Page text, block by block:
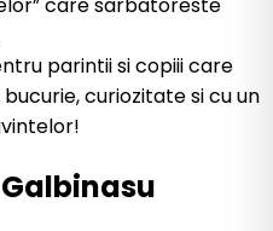
parintii si copiii care
curiozitate si cu un